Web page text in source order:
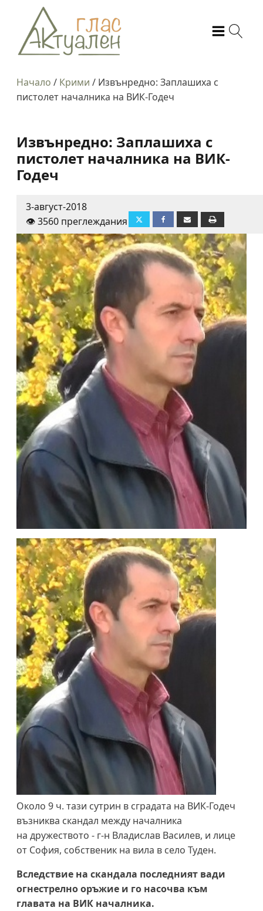
Начало / Крими / Извънредно: Заплашиха с
пистолет началника на ВИК-Годеч
Извънредно: Заплашиха с
пистолет началника на ВИК-
Годеч
3-август-2018
👁️ 3560 преглеждания
Около 9 ч. тази сутрин в сградата на ВИК-Годеч
възниква скандал между началника
на дружеството - г-н Владислав Василев, и лице
от София, собственик на вила в сeло Туден.
Вследствие на скандала последният вади
огнестрелно оръжие и го насочва към
главата на ВИК началника.